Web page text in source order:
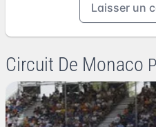
Laisser un
Circuit De Monaco